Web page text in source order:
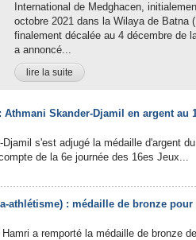
International de Medghacen,
octobre 2021 dans la Wilaya de Batna
finalement décalée au 4 décembre de
a annoncé...
lire la suite
Athmani Skander-Djamil en argent au
s'est adjugé la médaille d'argent
de la 6e journée des 16es Jeux...
athlétisme) : médaille de bronze
a remporté la médaille de bronze